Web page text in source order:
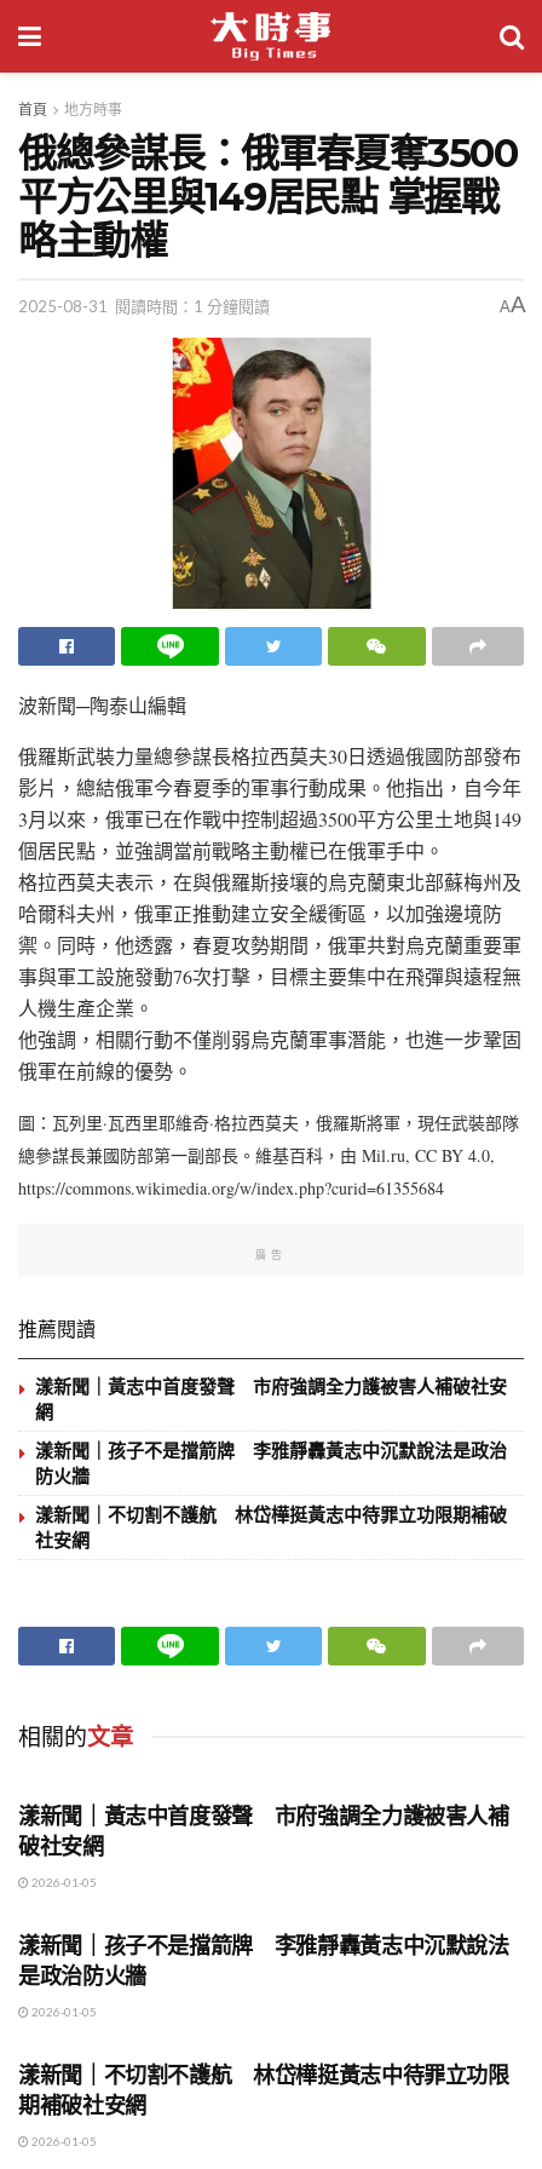
首頁 地方時事
俄總參謀長：俄軍春夏奪3500
平方公里與149居民點 掌握戰
略主動權
2025-08-31 閱讀時間：1 分鐘閱讀 AA
波新聞─陶泰山編輯
俄羅斯武裝力量總參謀長格拉西莫夫30日透過俄國防部發布
影片，總結俄軍今春夏季的軍事行動成果。他指出，自今年
3月以來，俄軍已在作戰中控制超過3500平方公里土地與149
個居民點，並強調當前戰略主動權已在俄軍手中。
格拉西莫夫表示，在與俄羅斯接壤的烏克蘭東北部蘇梅州及
哈爾科夫州，俄軍正推動建立安全緩衝區，以加強邊境防
禦。同時，他透露，春夏攻勢期間，俄軍共對烏克蘭重要軍
事與軍工設施發動76次打擊，目標主要集中在飛彈與遠程無
人機生產企業。
他強調，相關行動不僅削弱烏克蘭軍事潛能，也進一步鞏固
俄軍在前線的優勢。
圖：瓦列里·瓦西里耶維奇·格拉西莫夫，俄羅斯將軍，現任武裝部隊
總參謀長兼國防部第一副部長。維基百科，由 Mil.ru, CC BY 4.0,
https://commons.wikimedia.org/w/index.php?curid=61355684
廣告
推薦閱讀
漾新聞｜黃志中首度發聲 市府強調全力護被害人補破社安
網
漾新聞｜孩子不是擋箭牌 李雅靜轟黃志中沉默說法是政治
防火牆
漾新聞｜不切割不護航 林岱樺挺黃志中待罪立功限期補破
社安網
相關的文章
漾新聞｜黃志中首度發聲 市府強調全力護被害人補
破社安網
2026-01-05
漾新聞｜孩子不是擋箭牌 李雅靜轟黃志中沉默說法
是政治防火牆
2026-01-05
漾新聞｜不切割不護航 林岱樺挺黃志中待罪立功限
期補破社安網
2026-01-05